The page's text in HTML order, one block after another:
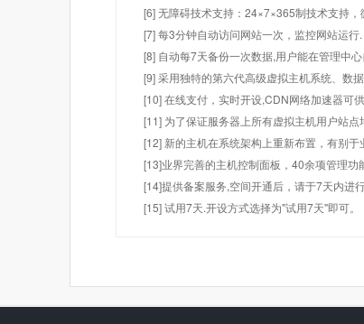
[6] 无障碍技术支持：24×7×365制技术支持，
[7] 每3分钟自动访问网站一次，监控网站运行.
[8] 自动每7天备份一次数据,用户能在管理中
[9] 采用独特的第六代高级虚拟主机系统、数
[10] 在线支付，实时开设,CDN网络加速器可
[11] 为了保证服务器上所有虚拟主机用户站
[12] 新的主机在系统架构上重新布置，有别
[13]业界完善的主机控制面板，40余项管理功
[14]提供备案服务,空间开通后，请于7天内进行
[15] 试用7天.开设方式选择为"试用7天"即可。